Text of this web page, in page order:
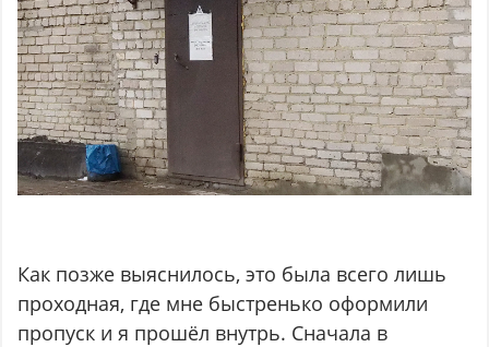
Как позже выяснилось, это была всего лишь
проходная, где мне быстренько оформили
пропуск и я прошёл внутрь. Сначала в